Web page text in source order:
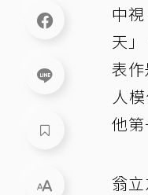
中
天
表
人
他
翁